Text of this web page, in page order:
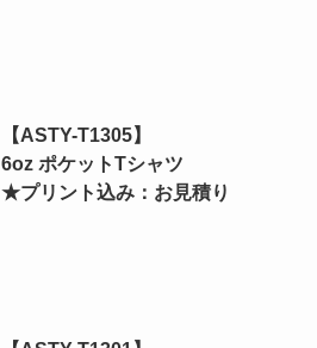
【ASTY-T1305】
6oz ポケットTシャツ
★プリント込み：お見積り